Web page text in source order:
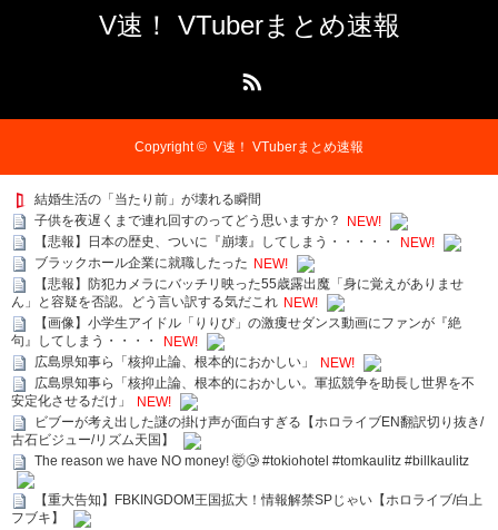
V速！ VTuberまとめ速報
Copyright © V速！ VTuberまとめ速報
結婚生活の「当たり前」が壊れる瞬間
子供を夜遅くまで連れ回すのってどう思いますか？
NEW!
【悲報】日本の歴史、ついに『崩壊』してしまう・・・・・
NEW!
ブラックホール企業に就職したった NEW!
【悲報】防犯カメラにバッチリ映った55歳露出魔「身に覚えがありませ
ん」と容疑を否認。どう言い訳する気だこれ NEW!
【画像】小学生アイドル「りりぴ」の激痩せダンス動画にファンが『絶
句』してしまう・・・・
NEW!
広島県知事ら「核抑止論、根本的におかしい」
NEW!
広島県知事ら「核抑止論、根本的におかしい。軍拡競争を助長し世界を不
安定化させるだけ」
NEW!
ビブーが考え出した謎の掛け声が面白すぎる【ホロライブEN翻訳切り抜き/
古石ビジュー/リズム天国】
The reason we have NO money! 🤯🥲 #tokiohotel #tomkaulitz #billkaulitz
【重大告知】FBKINGDOM王国拡大！情報解禁SPじゃい【ホロライブ/白上
フブキ】